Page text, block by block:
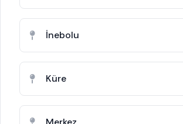
İnebolu
Küre